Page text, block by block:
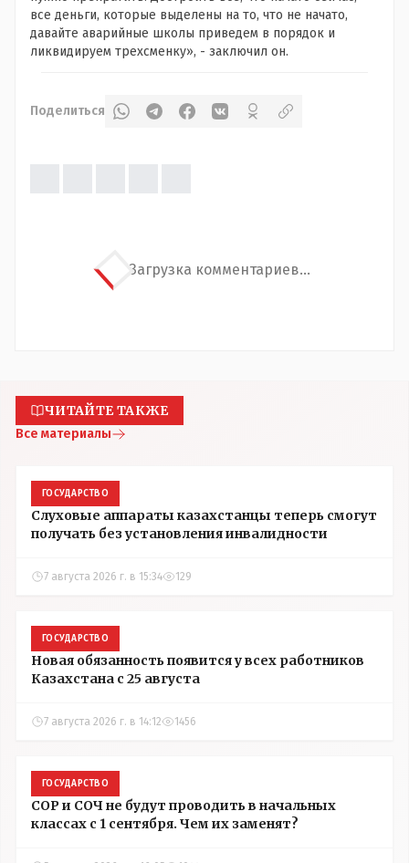
все деньги, которые выделены на то, что не начато,
давайте аварийные школы приведем в порядок и
ликвидируем трехсменку», - заключил он.
Поделиться
Загрузка комментариев...
ЧИТАЙТЕ ТАКЖЕ
Все материалы
ГОСУДАРСТВО
Слуховые аппараты казахстанцы теперь смогут
получать без установления инвалидности
7 августа 2026 г. в 15:34 129
ГОСУДАРСТВО
Новая обязанность появится у всех работников
Казахстана с 25 августа
7 августа 2026 г. в 14:12 1456
ГОСУДАРСТВО
СОР и СОЧ не будут проводить в начальных
классах с 1 сентября. Чем их заменят?